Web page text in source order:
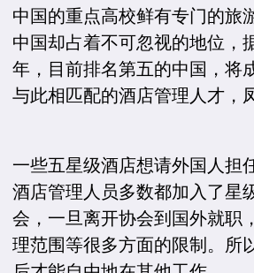
中国的重点高校鲜有专门的旅
中国却占着不可忽视的地位，
年，目前排名第五的中国，将
与此相匹配的酒店管理人才，
一些五星级酒店想请外国人担
酒店管理人员多数都加入了星
会，一旦离开协会到国外就职
理范围等很多方面的限制。所